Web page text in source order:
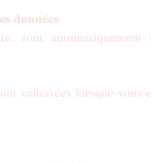
données
sont automatiquement
collectées lorsque vous